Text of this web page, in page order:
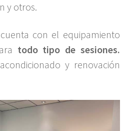
y otros.
con el equipamiento
todo tipo de sesiones.
y renovación